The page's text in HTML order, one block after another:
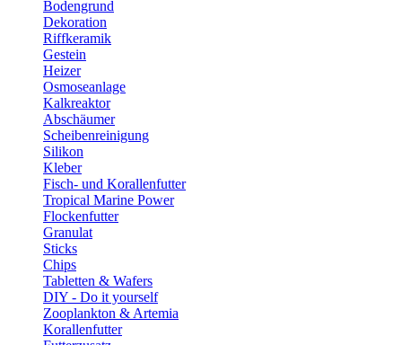
Bodengrund
Dekoration
Riffkeramik
Gestein
Heizer
Osmoseanlage
Kalkreaktor
Abschäumer
Scheibenreinigung
Silikon
Kleber
Fisch- und Korallenfutter
Tropical Marine Power
Flockenfutter
Granulat
Sticks
Chips
Tabletten & Wafers
DIY - Do it yourself
Zooplankton & Artemia
Korallenfutter